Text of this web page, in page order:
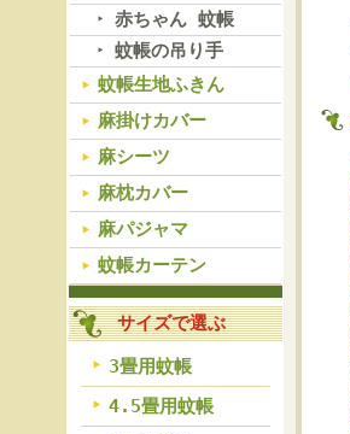
赤ちゃん 蚊帳
蚊帳の吊り手
蚊帳生地ふきん
麻掛けカバー
麻シーツ
麻枕カバー
麻パジャマ
蚊帳カーテン
サイズで選ぶ
3畳用蚊帳
4.5畳用蚊帳